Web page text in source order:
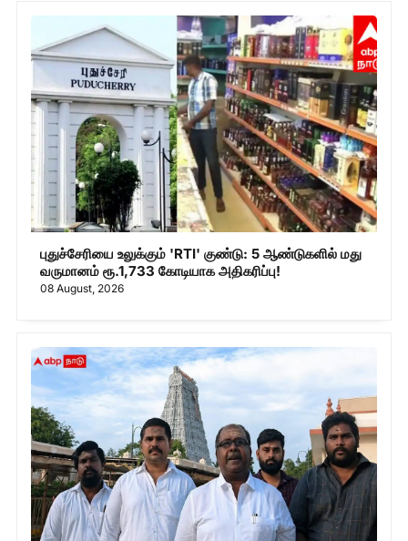
புதுச்சேரியை உலுக்கும் 'RTI' குண்டு: 5 ஆண்டுகளில் மது
வருமானம் ரூ.1,733 கோடியாக அதிகரிப்பு!
08 August, 2026